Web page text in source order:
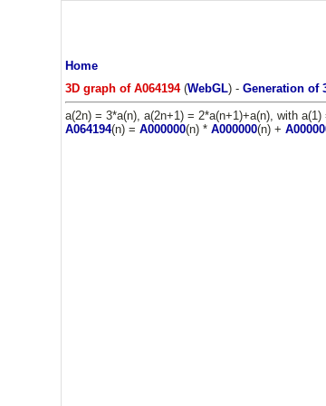
Home
3D graph of A064194(WebGL) - Generation of
a(2n) = 3*a(n), a(2n+1) = 2*a(n+1)+a(n), with a(1)
A064194(n) = A000000(n) * A000000(n) +